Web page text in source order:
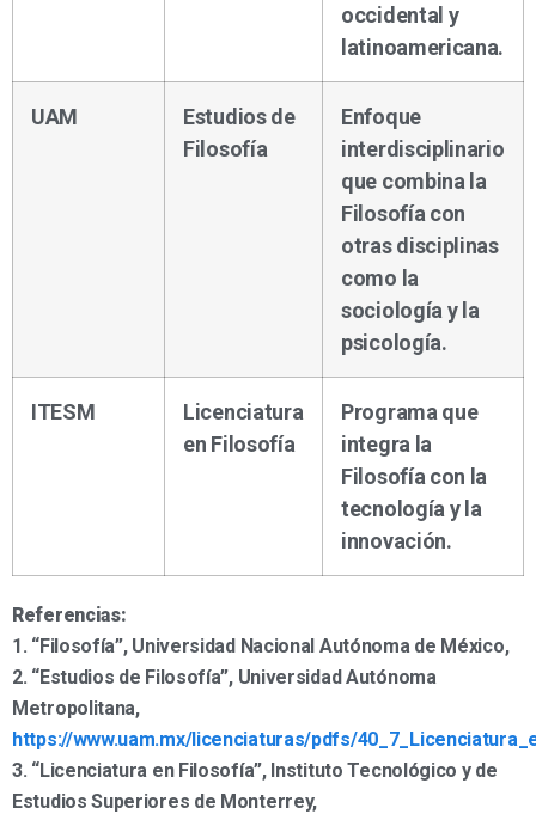
occidental y
latinoamericana.
UAM
Estudios de
Filosofía
Enfoque
interdisciplinario
que combina la
Filosofía con
otras disciplinas
como la
sociología y la
psicología.
ITESM
Licenciatura
en Filosofía
Programa que
integra la
Filosofía con la
tecnología y la
innovación.
Referencias:
1. “Filosofía”, Universidad Nacional Autónoma de México,
2. “Estudios de Filosofía”, Universidad Autónoma
Metropolitana,
https://www.uam.mx/licenciaturas/pdfs/
3. “Licenciatura en Filosofía”, Instituto Tecnológico y de
Estudios Superiores de Monterrey,